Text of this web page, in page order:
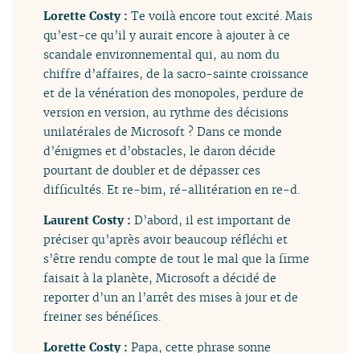
Lorette Costy :Te voilà encore tout excité. Mais
qu’est-ce qu’il y aurait encore à ajouter à ce
scandale environnemental qui, au nom du
chiffre d’affaires, de la sacro-sainte croissance
et de la vénération des monopoles, perdure de
version en version, au rythme des décisions
unilatérales de Microsoft ? Dans ce monde
d’énigmes et d’obstacles, le daron décide
pourtant de doubler et de dépasser ces
difficultés. Et re-bim, ré-allitération en re-d.
Laurent Costy :D’abord, il est important de
préciser qu’après avoir beaucoup réfléchi et
s’être rendu compte de tout le mal que la firme
faisait à la planète, Microsoft a décidé de
reporter d’un an l’arrêt des mises à jour et de
freiner ses bénéfices.
Lorette Costy :Papa, cette phrase sonne